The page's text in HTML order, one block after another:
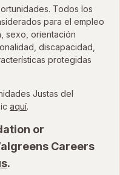
Todos los
para el empleo
sexo, orientación
discapacidad,
protegidas
Justas del
aquípara ver la
.
or
Careers
.